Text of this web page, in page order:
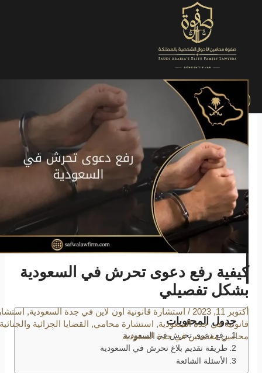
استشارة قانونية اون لاين في جدة السعودية
دعوى تحرش في السعودية بشكل تفصيلي
كيفية رفع دعوى تحرش في السعودية
بشكل تفصيلي
أكتوبر 11, 2023 / استشارة قانونية اون لاين في جدة السعودية,
قانونية في جدة السعودية, استشارة محامي, القضايا الجزائية
محامين معتمدين في جدة السعودية
كيف يمكنرفع دعوى تحرش في السعوديةوما هي العقوبات التي
نصت عليها قوانين المملكة؟ وما هو رقم شكاوى التحرش
بالسعودية؟ وكيف يتم تقديم بلاغ تحرش؟ وما هي طرق إثبات
جريمة التحرش؟
تفاصيل الأسئلة السابقة ستجدها في مقالنا التالي الذي أعده
أفضل محامي مختص لدىصفوة محامين الأحوال الشخصية
بالمملكة
والاستشارات القانونية، تابع معنا.
وللمزيد من الاستشاراتاضغط هنا
للتواصل مع محامٍ
مختص لدى صفوة محامين الأحوال الشخصية بالمملكة.
جدول المحتويات
رفع دعوى تحرش في السعودية
طريقة تقديم بلاغ تحرش في السعودية
الأسئلة الشائعة